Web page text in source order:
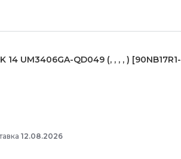
14 UM3406GA-QD049 (, , , , ) [90NB17R1-
12.08.2026